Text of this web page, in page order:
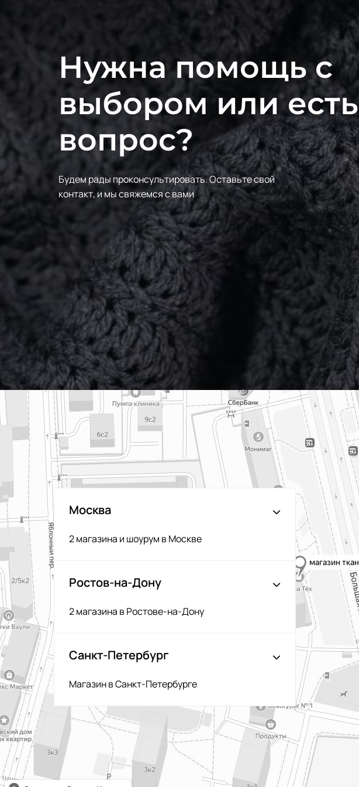
Нужна помощь с
выбором или есть
вопрос?
Будем рады проконсультировать.Оставьте свой
контакт, и мы свяжемся с вами
Москва
2 магазина и шоурум в Москве
Ростов-на-Дону
2 магазина в Ростове-на-Дону
Санкт-Петербург
Магазин в Санкт-Петербурге